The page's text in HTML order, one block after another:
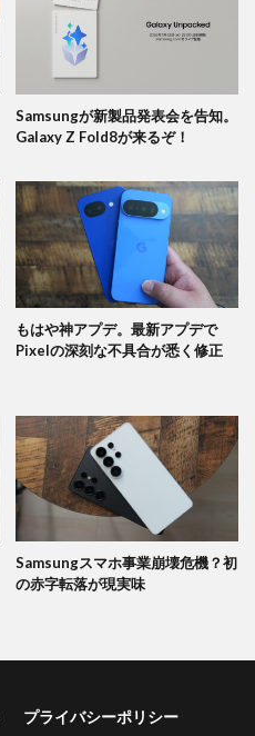
Samsungが新製品発表会を告知。
Galaxy Z Fold8が来るぞ！
もはや神アプデ。最新アプデで
Pixelの深刻な不具合が悉く修正
Samsungスマホ事業崩壊危機？初
の赤字転落が現実味
プライバシーポリシー